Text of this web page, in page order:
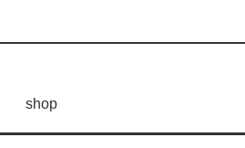
shop